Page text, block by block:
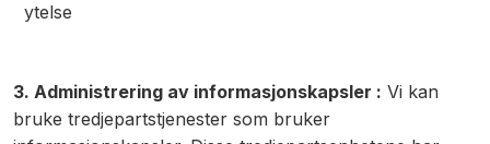
ytelse
3. Administrering av informasjonskapsler : Vi kan
bruke tredjepartstjenester som bruker